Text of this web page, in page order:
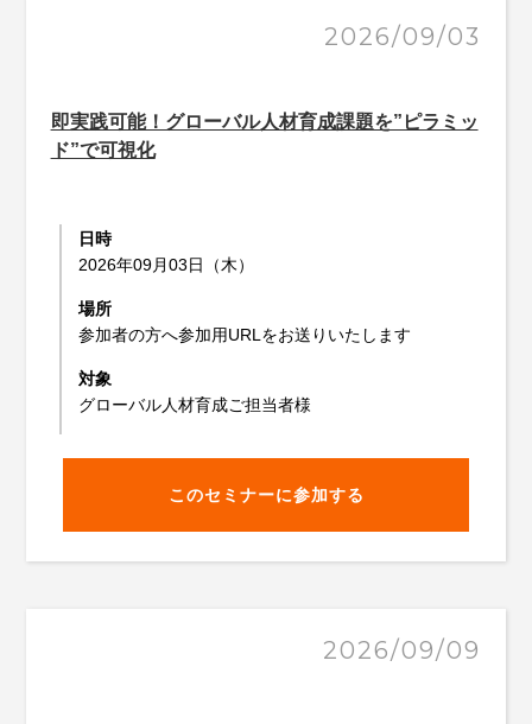
2026/09/03
即実践可能！グローバル人材育成課題を”ピラミッ
ド”で可視化
日時
2026年09月03日（木）
場所
参加者の方へ参加用URLをお送りいたします
対象
グローバル人材育成ご担当者様
このセミナーに参加する
2026/09/09